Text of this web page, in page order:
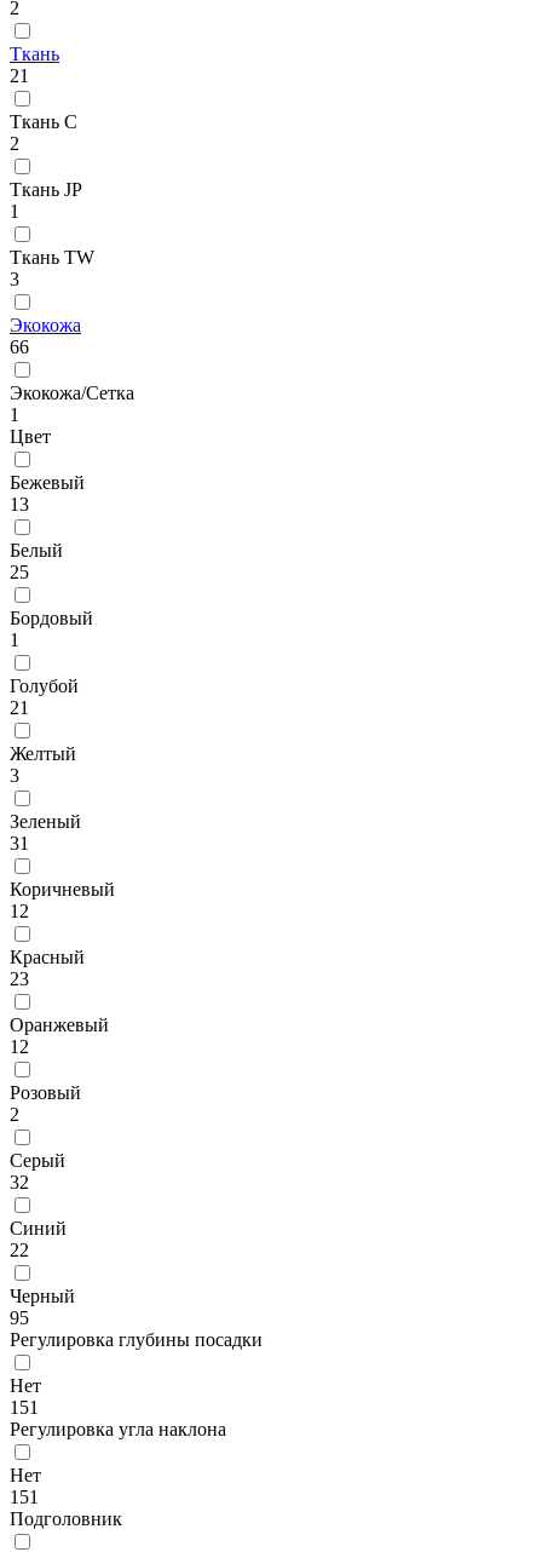
2
Ткань
21
Ткань C
2
Ткань JP
1
Ткань TW
3
Экокожа
66
Экокожа/Сетка
1
Цвет
Бежевый
13
Белый
25
Бордовый
1
Голубой
21
Желтый
3
Зеленый
31
Коричневый
12
Красный
23
Оранжевый
12
Розовый
2
Серый
32
Синий
22
Черный
95
Регулировка глубины посадки
Нет
151
Регулировка угла наклона
Нет
151
Подголовник